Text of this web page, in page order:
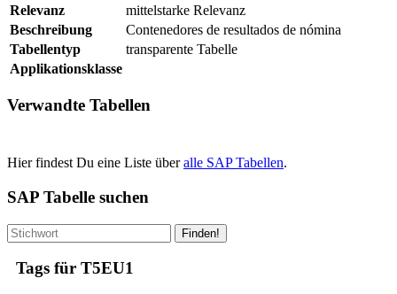
Relevanz
mittelstarke Relevanz
Beschreibung
Contenedores de resultados de nómina
Tabellentyp
transparente Tabelle
Applikationsklasse
Verwandte Tabellen
Hier findest Du eine Liste überalle SAP Tabellen.
SAP Tabelle suchen
Finden!
Tags für T5EU1